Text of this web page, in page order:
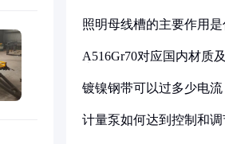
照明母线槽的主要作用是
A516Gr70对应国内材质
镀镍钢带可以过多少电流
计量泵如何达到控制和